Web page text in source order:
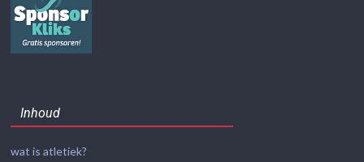
Inhoud
wat is atletiek?